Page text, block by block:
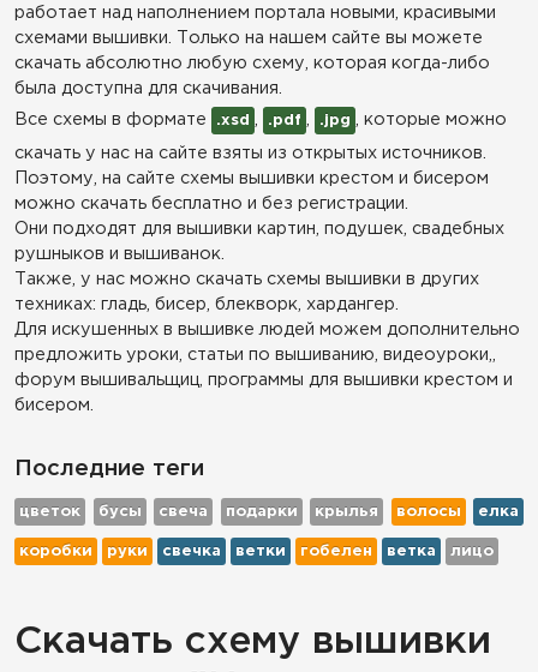
работает над наполнением портала новыми, красивыми
схемами вышивки. Только на нашем сайте вы можете
скачать абсолютно любую схему, которая когда-либо
была доступна для скачивания.
Все схемы в формате
.xsd .pdf .jpg , которые можно
скачать у нас на сайте взяты из открытых источников.
Поэтому, на сайте схемы вышивки крестом и бисером
можно скачать бесплатно и без регистрации.
Они подходят для вышивки картин, подушек, свадебных
рушныков и вышиванок.
Также, у нас можно скачать схемы вышивки в других
техниках: гладь, бисер, блекворк, хардангер.
Для искушенных в вышивке людей можем дополнительно
предложить уроки, статьи по вышиванию, видеоуроки,,
форум вышивальщиц, программы для вышивки крестом и
бисером.
Последние теги
цветок бусы свеча подарки крылья волосы елка
коробки руки свечка ветки гобелен ветка лицо
Скачать схему вышивки